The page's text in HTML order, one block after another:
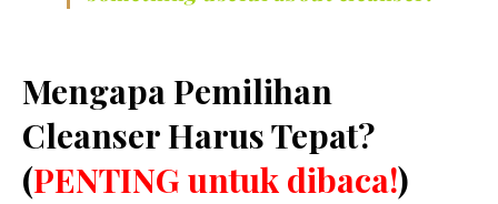
Mengapa Pemilihan
Cleanser Harus Tepat?
(PENTING untuk dibaca!)